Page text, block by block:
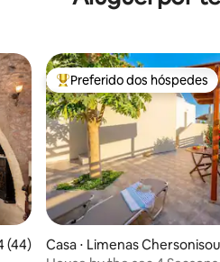
uma avaliação média de 5, 44
(44)
Entre os melhores
Preferido dos hóspedes
Casa ⋅ Limenas Chersonisou